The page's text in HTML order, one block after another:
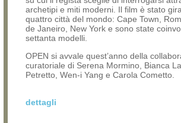
archetipi e miti moderni. Il film è stato
quattro città del mondo: Cape Town,
de Janeiro, New York e sono state
settanta modelli.
OPEN si avvale quest’anno della
curatoriale di Serena Mormino, Bianca
Petretto, Wen-i Yang e Carola Cometto.
dettagli